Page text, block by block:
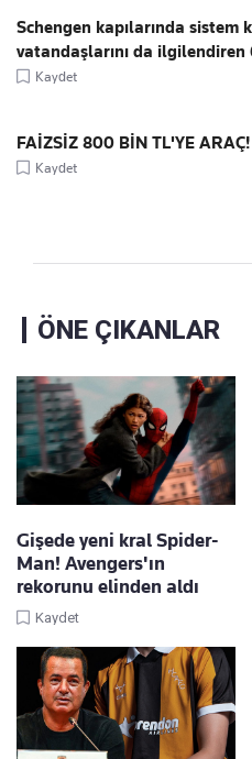
Schengen kapılarında sistem
vatandaşlarını da ilgilendiren
Kaydet
FAİZSİZ 800 BİN TL'YE ARAÇ!
Kaydet
ÖNE ÇIKANLAR
Gişede yeni kral Spider-
Man! Avengers'ın
rekorunu elinden aldı
Kaydet